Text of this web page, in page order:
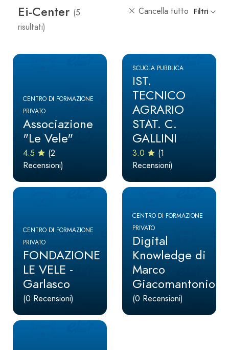
Ei-Center (5
risultati)
Cancella tutto Filtri
CENTRO DI FORMAZIONE
PRIVATO
Associazione
"Le Vele"
4.5
(2
Recensioni)
SCUOLA PUBBLICA
IST.
TECNICO
AGRARIO
STAT. C.
GALLINI
3.0
(1
Recensioni)
CENTRO DI FORMAZIONE
PRIVATO
FONDAZIONE
LE VELE -
Garlasco
(0 Recensioni)
CENTRO DI FORMAZIONE
PRIVATO
Digital
Knowledge di
Marco
Giacomantonio
(0 Recensioni)